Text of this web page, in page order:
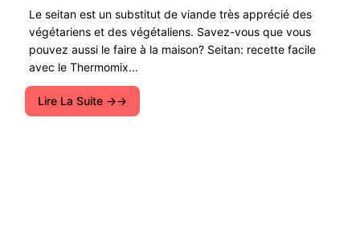
Le seitan est un substitut de viande très apprécié des
végétariens et des végétaliens. Savez-vous que vous
pouvez aussi le faire à la maison? Seitan: recette facile
avec le Thermomix...
Lire La Suite →